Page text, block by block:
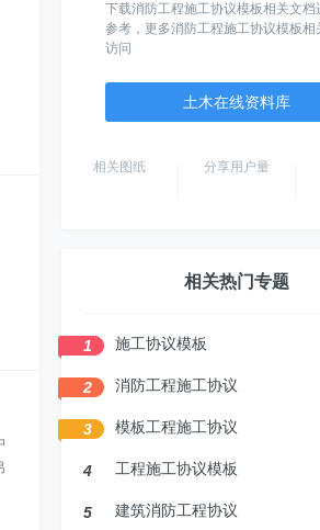
下载消防工程施工协议模板相关文档
参考，更多消防工程施工协议模板相
访问
土木在线资料库
相关图纸 分享用户量
相关热门专题
1 施工协议模板
2 消防工程施工协议
3 模板工程施工协议
4 工程施工协议模板
5 建筑消防工程协议